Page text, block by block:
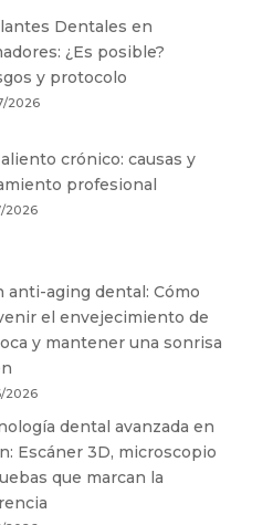
Dentales en
¿Es posible?
y protocolo
2026
crónico: causas y
profesional
2026
anti-aging dental: Cómo
el envejecimiento de
y mantener una sonrisa
2026
dental avanzada en
Escáner 3D, microscopio
que marcan la